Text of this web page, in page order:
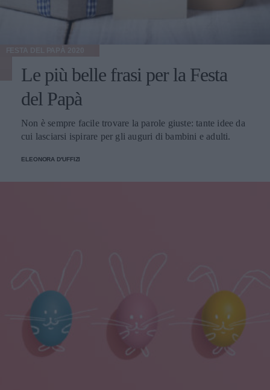
Le più belle frasi per la Festa
del Papà
Non è sempre facile trovare la parole giuste: tante idee da
cui lasciarsi ispirare per gli auguri di bambini e adulti.
ELEONORA D'UFFIZI